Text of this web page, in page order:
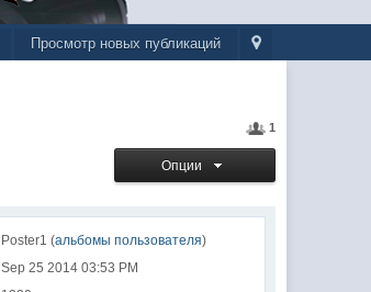
Просмотр новых публикаций
1
Опции
Poster1 (альбомы пользователя)
Sep 25 2014 03:53 PM